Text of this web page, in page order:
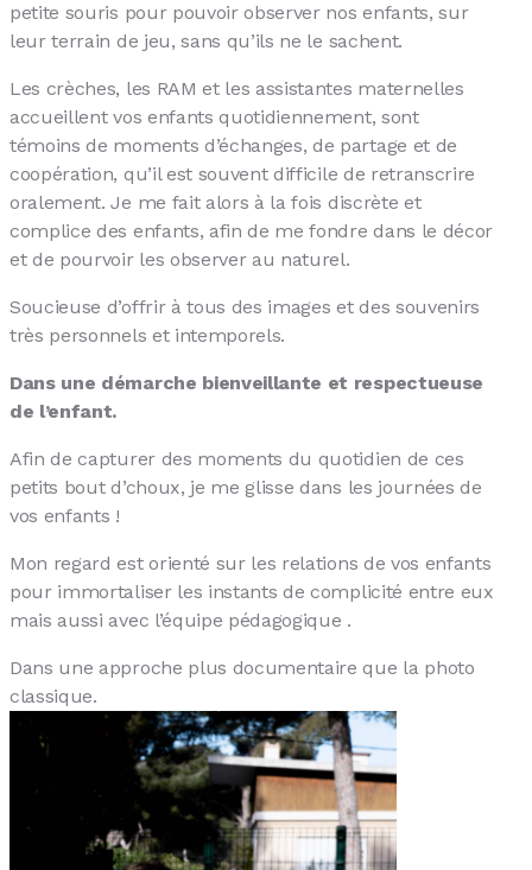
petite souris pour pouvoir observer nos enfants, sur
leur terrain de jeu, sans qu’ils ne le sachent.
Les crèches, les RAM et les assistantes maternelles
accueillent vos enfants quotidiennement, sont
témoins de moments d’échanges, de partage et de
coopération, qu’il est souvent difficile de retranscrire
oralement. Je me fait alors à la fois discrète et
complice des enfants, afin de me fondre dans le décor
et de pourvoir les observer au naturel.
Soucieuse d’offrir à tous des images et des souvenirs
très personnels et intemporels.
Dans une démarche bienveillante et respectueuse
de l’enfant.
Afin de capturer des moments du quotidien de ces
petits bout d’choux, je me glisse dans les journées de
vos enfants !
Mon regard est orienté sur les relations de vos enfants
pour immortaliser les instants de complicité entre eux
mais aussi avec l’équipe pédagogique .
Dans une approche plus documentaire que la photo
classique.